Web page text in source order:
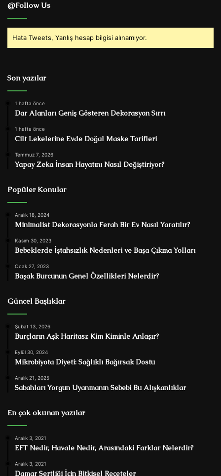
@Follow Us
Hata Tweets, Yanlış hesap bilgisi alınamıyor.
Son yazılar
1 hafta önce
Dar Alanları Geniş Gösteren Dekorasyon Sırrı
1 hafta önce
Cilt Lekelerine Evde Doğal Maske Tarifleri
Temmuz 7, 2026
Yapay Zeka İnsan Hayatını Nasıl Değiştiriyor?
Popüler Konular
Aralık 18, 2024
Minimalist Dekorasyonla Ferah Bir Ev Nasıl Yaratılır?
Kasım 30, 2023
Bebeklerde İştahsızlık Nedenleri ve Başa Çıkma Yolları
Ocak 27, 2023
Başak Burcunun Genel Özellikleri Nelerdir?
Güncel Başlıklar
Şubat 13, 2026
Burçların Aşk Haritası: Kim Kiminle Anlaşır?
Eylül 30, 2024
Mikrobiyota Diyeti: Sağlıklı Bağırsak Dostu
Aralık 21, 2025
Sabahları Yorgun Uyanmanın Sebebi Bu Alışkanlıklar
En çok okunan yazılar
Aralık 3, 2021
EFT Nedir, Havale Nedir, Arasındaki Farklar Nelerdir?
Aralık 3, 2021
Damar Sertliği İçin Bitkisel Reçeteler